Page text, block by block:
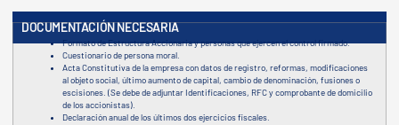
DOCUMENTACIÓN NECESARIA
Formato de Estructura Accionaria y personas que ejercen el control firmado.
Cuestionario de persona moral.
Acta Constitutiva de la empresa con datos de registro, reformas, modificaciones
al objeto social, último aumento de capital, cambio de denominación, fusiones o
escisiones. (Se debe de adjuntar Identificaciones, RFC y comprobante de domicilio
de los accionistas).
Declaración anual de los últimos dos ejercicios fiscales.